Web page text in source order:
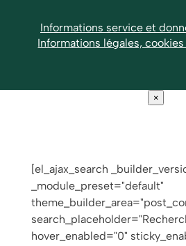
Informations service et
Informations légales,
×
[el_ajax_search
_module_preset="default"
hover_enabled="0"